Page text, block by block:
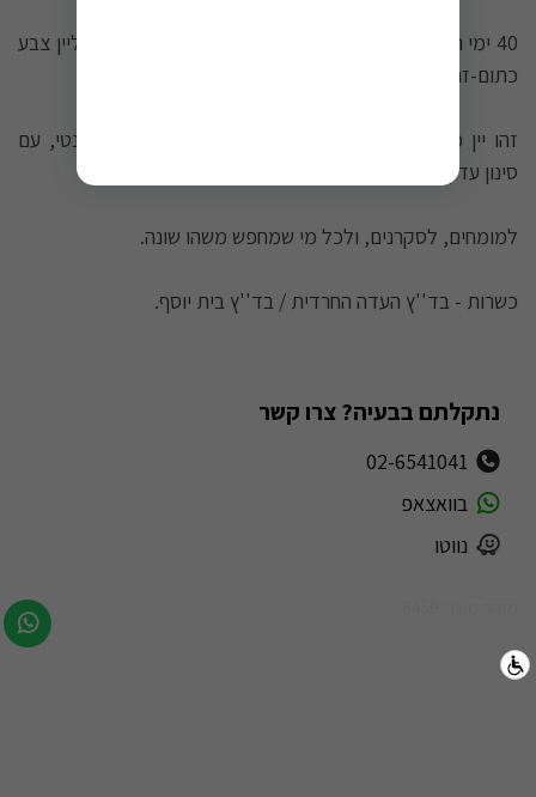
40 ימי השריה על הקליפות, מעוררת טקס עתיק שמעניק ליין צבע
כתום-זהוב מרהיב ומורכבות טעמים עשירה.
זהו יין כתום שמספר את גאוותנו של בציר ישראלי אותנטי, עם
סינון עדין שמשמר את מלוא המורכבות הטבעית.
למומחים, לסקרנים, ולכל מי שמחפש משהו שונה.
כשרות - בד''ץ העדה החרדית / בד''ץ בית יוסף.
נתקלתם בבעיה? צרו קשר
02-6541041
בוואצאפ
נווטו